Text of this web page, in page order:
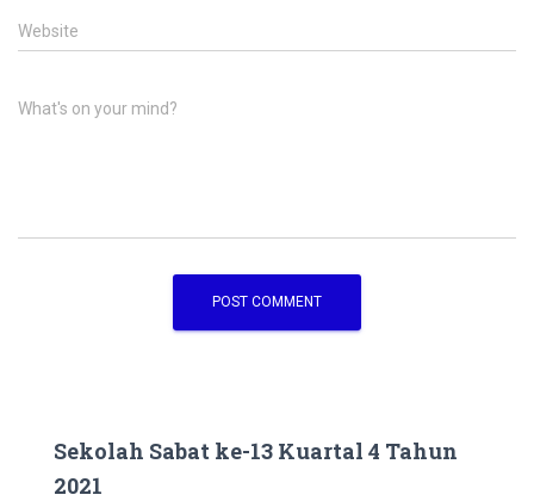
Website
What's on your mind?
Sekolah Sabat ke-13 Kuartal 4 Tahun
2021